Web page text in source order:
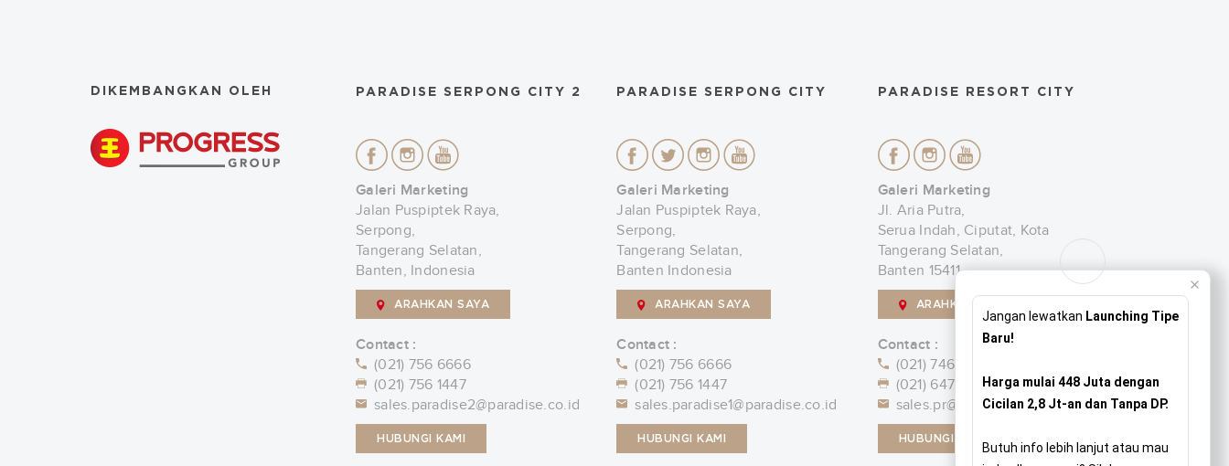
DIKEMBANGKAN OLEH PARADISE SERPONG CITY 2
Galeri Marketing
Jalan Puspiptek Raya,
Serpong,
Tangerang Selatan,
Banten, Indonesia
ARAHKAN SAYA
Contact :
(021) 756 6666
(021) 756 1447
sales.paradise2@paradise.co.id
HUBUNGI KAMI
PARADISE SERPONG CITY
Galeri Marketing
Jalan Puspiptek Raya,
Serpong,
Tangerang Selatan,
Banten Indonesia
ARAHKAN SAYA
Contact :
(021) 756 6666
(021) 756 1447
sales.paradise1@paradise.co.id
HUBUNGI KAMI
PARADISE RESORT CITY
Galeri Marketing
Jl. Aria Putra,
Serua Indah, Ciputat, Kota
Tangerang Selatan,
Banten 15411
ARAHKAN SAYA
Contact :
(021) 7463-1000
(021) 6471 6240
sales.pr@paradise.co.id
HUBUNGI KAMI
Jangan lewatkan Launching Tipe
Baru!
Harga mulai 448 Juta dengan
Cicilan 2,8 Jt-an dan Tanpa DP.
Butuh info lebih lanjut atau mau